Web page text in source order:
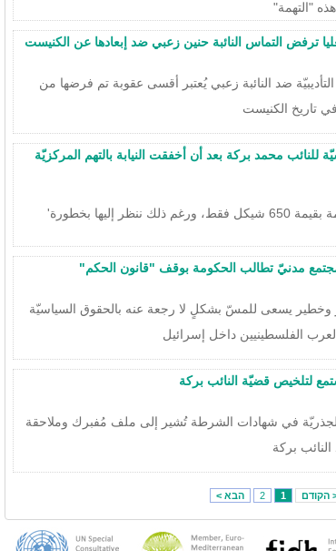
"التهمة"
ترفض التماس النائبة حنين زعبي ضد إبعادها عن الكنيست
التأديبيّة ضد النائبة زعبي يُعتبر أقسى عقوبة تم فرضها من
تاريخ الكنيست
للنائب محمد بركة بعد أن أخفقت النيابة بالتهم المركزيّة
ذلك ننظر إليها بخطورة'
مدنيّ تطالب الحكومة بوقف "قانون الحكم"
وخطير يسعى للمسّ بشكلٍ لا رجعة عنه بالحقوق السياسيّة
الفلسطينيين داخل إسرائيل
لتلخيص قضيّة النائب بركة
في شهادات الشرطة تُشير إلى ملف مُفبرك وملاحقة
بركة
הקודם 1
2 הבא >